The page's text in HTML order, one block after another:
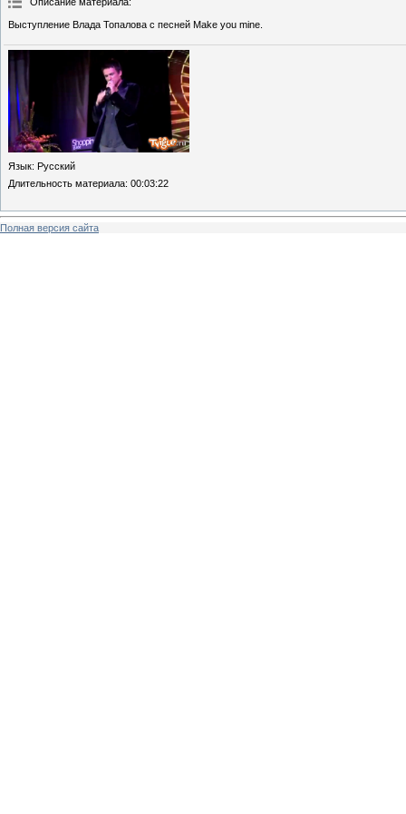
Выступление Влада Топалова с песней Make you mine.
Язык: Русский
Длительность материала: 00:03:22
Полная версия сайта